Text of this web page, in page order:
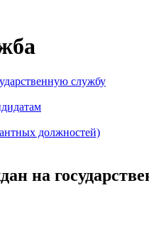
службу
должностей)
на